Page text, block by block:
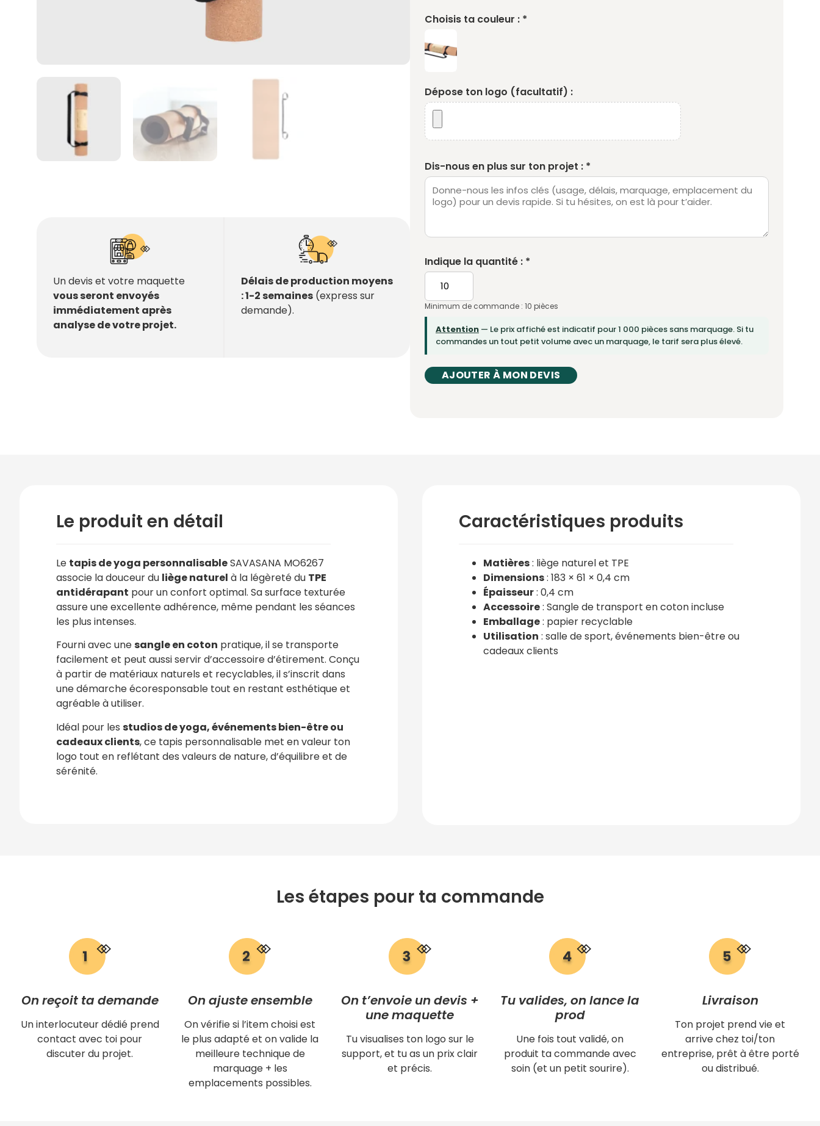
Un devis et votre maquette
vous seront envoyés
immédiatement après
analyse de votre projet.
Délais de production moyens
: 1-2 semaines (express sur
demande).
Choisis ta couleur : *
Dépose ton logo (facultatif) :
Dis-nous en plus sur ton projet : *
Indique la quantité : *
Minimum de commande : 10 pièces
Attention — Le prix affiché est indicatif pour 1 000 pièces sans marquage. Si tu
commandes un tout petit volume avec un marquage, le tarif sera plus élevé.
AJOUTER À MON DEVIS
Le produit en détail
Le tapis de yoga personnalisableSAVASANA MO6267
associe la douceur du liège naturel à la légèreté du TPE
antidérapant pour un confort optimal. Sa surface texturée
assure une excellente adhérence, même pendant les séances
les plus intenses.
Fourni avec unesangle en coton pratique, il se transporte
facilement et peut aussi servir d’accessoire d’étirement. Conçu
à partir de matériaux naturels et recyclables, il s’inscrit dans
une démarche écoresponsable tout en restant esthétique et
agréable à utiliser.
Idéal pour les studios de yoga, événements bien-être ou
cadeaux clients, ce tapis personnalisable met en valeur ton
logo tout en reflétant des valeurs de nature, d’équilibre et de
sérénité.
Caractéristiques produits
Matières: liège naturel et TPE
Dimensions: 183 × 61 × 0,4 cm
Épaisseur: 0,4 cm
Accessoire: Sangle de transport en coton incluse
Emballage: papier recyclable
Utilisation : salle de sport, événements bien-être ou
cadeaux clients
Les étapes pour ta commande
On reçoit ta demande
Un interlocuteur dédié prend
contact avec toi pour
discuter du projet.
On ajuste ensemble
On vérifie si l’item choisi est
le plus adapté et on valide la
meilleure technique de
marquage + les
emplacements possibles.
On t’envoie un devis +
une maquette
Tu visualises ton logo sur le
support, et tu as un prix clair
et précis.
Tu valides, on lance la
prod
Une fois tout validé, on
produit ta commande avec
soin (et un petit sourire).
Livraison
Ton projet prend vie et
arrive chez toi/ton
entreprise, prêt à être porté
ou distribué.